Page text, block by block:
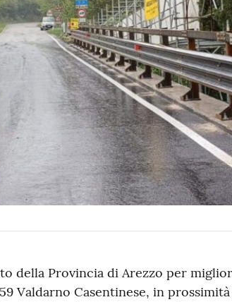
della Provincia di Arezzo per
Valdarno Casentinese, in